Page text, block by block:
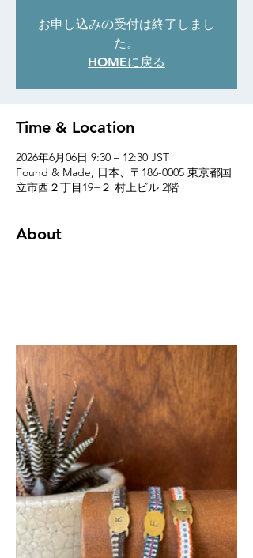
お申し込みの受付は終了しまし
た。
HOMEに戻る
Time & Location
2026年6月06日 9:30 – 12:30 JST
Found & Made, 日本、〒186-0005 東京都国
立市西２丁目19−２ 村上ビル 2階
About